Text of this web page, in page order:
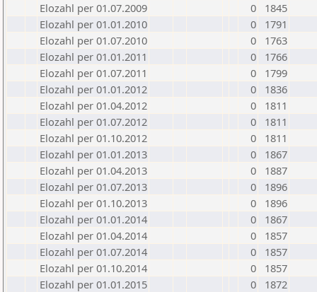
Elozahl per 01.07.2009
0
1845
Elozahl per 01.01.2010
0
1791
Elozahl per 01.07.2010
0
1763
Elozahl per 01.01.2011
0
1766
Elozahl per 01.07.2011
0
1799
Elozahl per 01.01.2012
0
1836
Elozahl per 01.04.2012
0
1811
Elozahl per 01.07.2012
0
1811
Elozahl per 01.10.2012
0
1811
Elozahl per 01.01.2013
0
1867
Elozahl per 01.04.2013
0
1887
Elozahl per 01.07.2013
0
1896
Elozahl per 01.10.2013
0
1896
Elozahl per 01.01.2014
0
1867
Elozahl per 01.04.2014
0
1857
Elozahl per 01.07.2014
0
1857
Elozahl per 01.10.2014
0
1857
Elozahl per 01.01.2015
0
1872